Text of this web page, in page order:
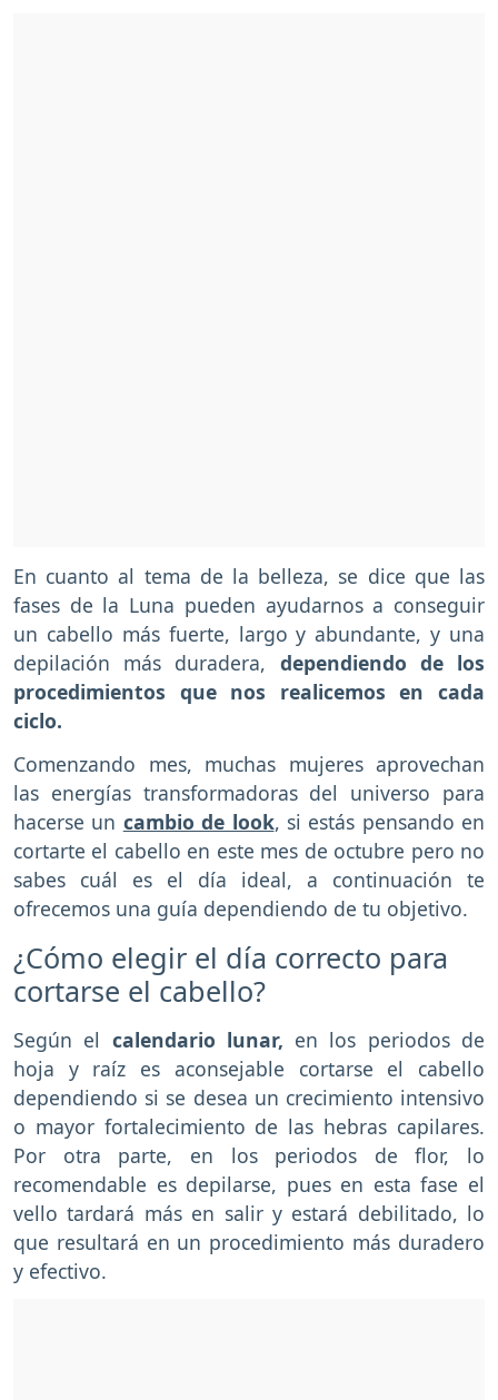
En cuanto al tema de la belleza, se dice que las
fases de la Luna pueden ayudarnos a conseguir
un cabello más fuerte, largo y abundante, y una
depilación más duradera, dependiendo de los
procedimientos que nos realicemos en cada
ciclo.
Comenzando mes, muchas mujeres aprovechan
las energías transformadoras del universo para
hacerse un cambio de look, si estás pensando en
cortarte el cabello en este mes de octubre pero no
sabes cuál es el día ideal, a continuación te
ofrecemos una guía dependiendo de tu objetivo.
¿Cómo elegir el día correcto para
cortarse el cabello?
Según el calendario lunar, en los periodos de
hoja y raíz es aconsejable cortarse el cabello
dependiendo si se desea un crecimiento intensivo
o mayor fortalecimiento de las hebras capilares.
Por otra parte, en los periodos de flor, lo
recomendable es depilarse, pues en esta fase el
vello tardará más en salir y estará debilitado, lo
que resultará en un procedimiento más duradero
y efectivo.